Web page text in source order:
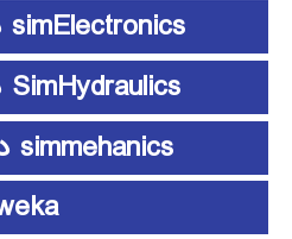
simElectronics در Simulink
SimHydraulics در simulink
simmehanics در simulink